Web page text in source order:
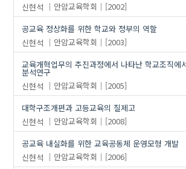
신현석
안암교육학회
[2002]
공교육 정상화를 위한 학교와 정부의 역할
신현석
안암교육학회
[2003]
교육개혁업무의 추진과정에서 나타난 학교조직에
분석연구
신현석
안암교육학회
[2005]
대학구조개편과 고등교육의 질제고
신현석
안암교육학회
[2008]
공교육 내실화를 위한 교육공동체 운영모형 개발
신현석
안암교육학회
[2006]